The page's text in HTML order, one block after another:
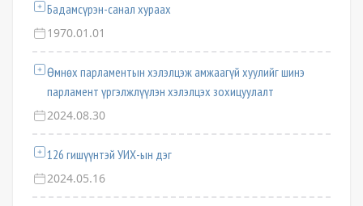
Бадамсүрэн-санал хураах
1970.01.01
Өмнөх парламентын хэлэлцэж амжаагүй хуулийг шинэ
парламент үргэлжлүүлэн хэлэлцэх зохицуулалт
2024.08.30
126 гишүүнтэй УИХ-ын дэг
2024.05.16